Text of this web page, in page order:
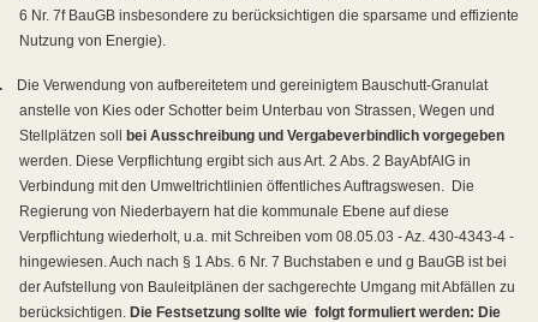
6 Nr. 7f BauGB insbesondere zu berücksichtigen die sparsame und effiziente
Nutzung von Energie).
Die Verwendung von aufbereitetem und gereinigtem Bauschutt-Granulat
anstelle von Kies oder Schotter beim Unterbau von Strassen, Wegen und
Stellplätzen soll
bei Ausschreibung und Vergabeverbindlich vorgegeben
werden. Diese Verpflichtung ergibt sich aus Art. 2 Abs. 2 BayAbfAlG in
Verbindung mit den Umweltrichtlinien öffentliches Auftragswesen. Die
Regierung von Niederbayern hat die kommunale Ebene auf diese
Verpflichtung wiederholt, u.a. mit Schreiben vom 08.05.03 - Az. 430-4343-4 -
hingewiesen. Auch nach § 1 Abs. 6 Nr. 7 Buchstaben e und g BauGB ist bei
der Aufstellung von Bauleitplänen der sachgerechte Umgang mit Abfällen zu
berücksichtigen. Die Festsetzung sollte wie folgt formuliert werden: Die